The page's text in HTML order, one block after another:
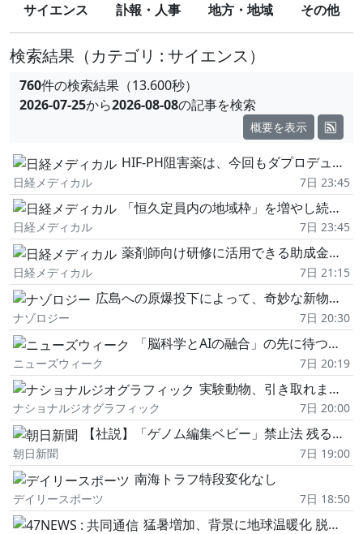
サイエンス
訃報・人事 地方・地域 その他
検索結果 （カテゴリ : サイエンス）
760件の検索結果（13.600秒）
2026-07-25から2026-08-08の記事を検索
概要を表示
HIF-PH阻害薬は、今回もダプロデュスタットが首位を独走
日経メディカル 7日 23:45
「恒久定員内の地域枠」を増やし続けてよいのか
日経メディカル 7日 23:45
薬剤師向け研修に活用できる助成金制度、解説します!
日経メディカル 7日 21:15
広島への原爆投下によって、奇妙な新物質が生み出されていた
ナゾロジー 7日 20:30
「脳科学とAIの融合」の先に待つ未来…日本企業の「強み」を生かすうえでも重要に
ニューズウィーク 7日 20:19
実験動物、引き取れますか? 里親になった人々の声
ナショナルジオグラフィック 7日 20:00
【社説】「ゲノム編集ベビー」禁止法 残る課題、国は真摯に検討を
朝日新聞 7日 19:00
南海トラフ特段変化なし
デイリースポーツ 7日 18:50
猛暑増加、背景に地球温暖化 脱炭素企業団体、都内でイベント